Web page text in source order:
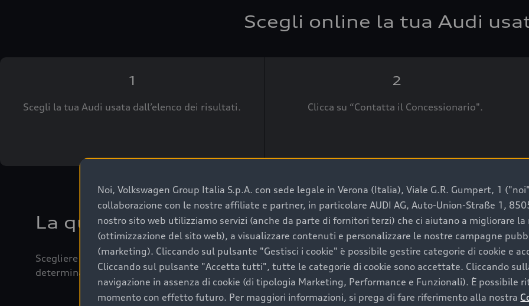
Scegli online la tua Audi
1
Scegli la tua Audi usata dall’elenco dei risultati.
2
Clicca su “Contatta il Concessionario".
La qualità di acquistare un’auto usata Audi
Scegliere un’auto usata è una decisione che coniuga convenienza, affidabilità e sostenibilità. Per fare un
determinanti come la garanzia inclusa e l’affidabilità del marchio. Audi offre l’auto usata perfetta tramite
Noi, Volkswagen Group Italia S.p.A. con sede legale in Verona (Italia), Viale G.R. Gumpert, 1
collaborazione con le nostre affiliate e partner, in particolare AUDI AG, Auto-Union-Straße 1,
nostro sito web utilizziamo servizi (anche da parte di fornitori terzi) che ci aiutano a migliorare la
(ottimizzazione del sito web), a visualizzare contenuti e personalizzare le nostre campagne
(marketing). Cliccando sul pulsante "Gestisci i cookie" è possibile gestire categorie di cookie e
Cliccando sul pulsante "Accetta tutti", tutte le categorie di cookie sono accettate. Cliccando
navigazione in assenza di cookie (di tipologia Marketing, Performance e Funzionali). È possibile
momento con effetto futuro. Per maggiori informazioni, si prega di fare riferimento alla nostra